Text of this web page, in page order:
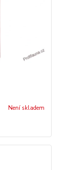
Není skladem